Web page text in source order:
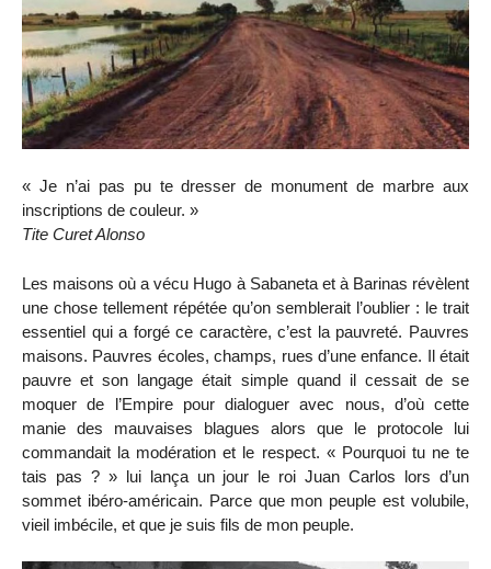
« Je n’ai pas pu te dresser de monument de marbre aux
inscriptions de couleur. »
Tite Curet Alonso
Les maisons où a vécu Hugo à Sabaneta et à Barinas révèlent
une chose tellement répétée qu’on semblerait l’oublier : le trait
essentiel qui a forgé ce caractère, c’est la pauvreté. Pauvres
maisons. Pauvres écoles, champs, rues d’une enfance. Il était
pauvre et son langage était simple quand il cessait de se
moquer de l’Empire pour dialoguer avec nous, d’où cette
manie des mauvaises blagues alors que le protocole lui
commandait la modération et le respect. « Pourquoi tu ne te
tais pas ? » lui lança un jour le roi Juan Carlos lors d’un
sommet ibéro-américain. Parce que mon peuple est volubile,
vieil imbécile, et que je suis fils de mon peuple.